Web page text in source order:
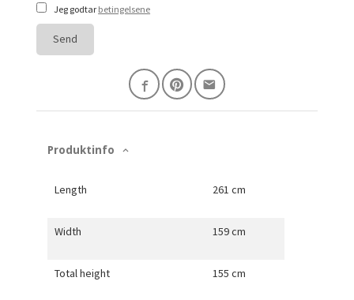
Jeg godtar betingelsene
Send
Produktinfo
Length 261 cm
Width 159 cm
Total height 155 cm